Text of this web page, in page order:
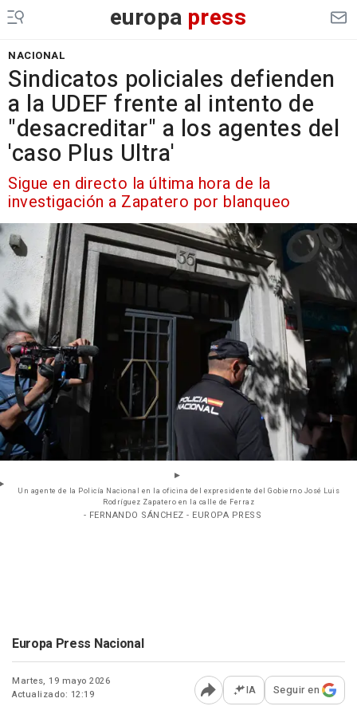
europa press
NACIONAL
Sindicatos policiales defienden
a la UDEF frente al intento de
"desacreditar" a los agentes del
'caso Plus Ultra'
Sigue en directo la última hora de la
investigación a Zapatero por blanqueo
Un agente de la Policía Nacional en la oficina del expresidente del Gobierno José Luis
Rodríguez Zapatero en la calle de Ferraz
- FERNANDO SÁNCHEZ - EUROPA PRESS
Europa Press Nacional
Martes, 19 mayo 2026
Actualizado: 12:19
Abrir opciones para
IA Seguir en